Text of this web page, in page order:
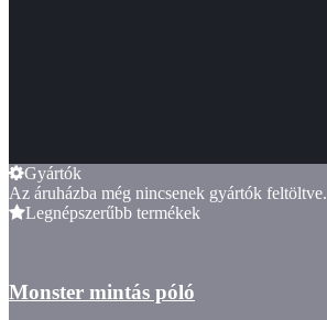
Gyártók
Az áruházba még nincsenek gyártók feltöltve.
Legnépszerűbb termékek
Monster mintás póló